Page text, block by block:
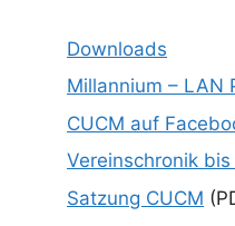
Downloads
Millannium – LAN
CUCM auf
Vereinschronik bis
Satzung CUCM